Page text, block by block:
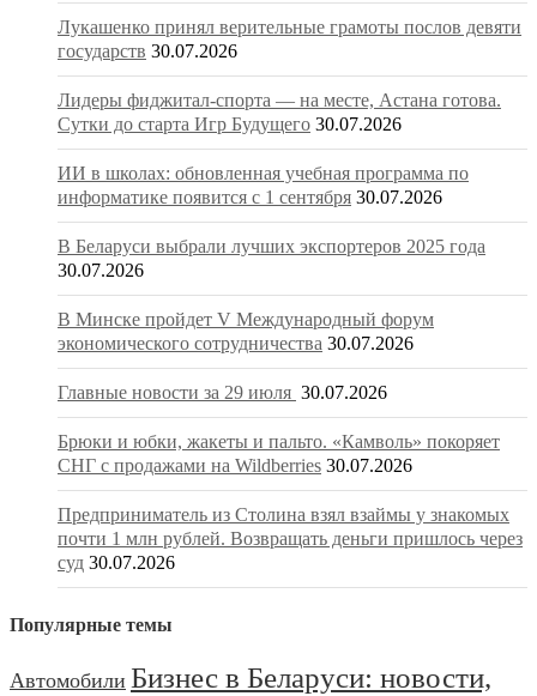
Лукашенко принял верительные грамоты послов девяти
государств 30.07.2026
Лидеры фиджитал-спорта — на месте, Астана готова.
Сутки до старта Игр Будущего 30.07.2026
ИИ в школах: обновленная учебная программа по
информатике появится с 1 сентября 30.07.2026
В Беларуси выбрали лучших экспортеров 2025 года
30.07.2026
В Минске пройдет V Международный форум
экономического сотрудничества 30.07.2026
Главные новости за 29 июля 30.07.2026
Брюки и юбки, жакеты и пальто. «Камволь» покоряет
СНГ с продажами на Wildberries 30.07.2026
Предприниматель из Столина взял взаймы у знакомых
почти 1 млн рублей. Возвращать деньги пришлось через
суд 30.07.2026
Популярные темы
Автомобили Бизнес в Беларуси: новости,